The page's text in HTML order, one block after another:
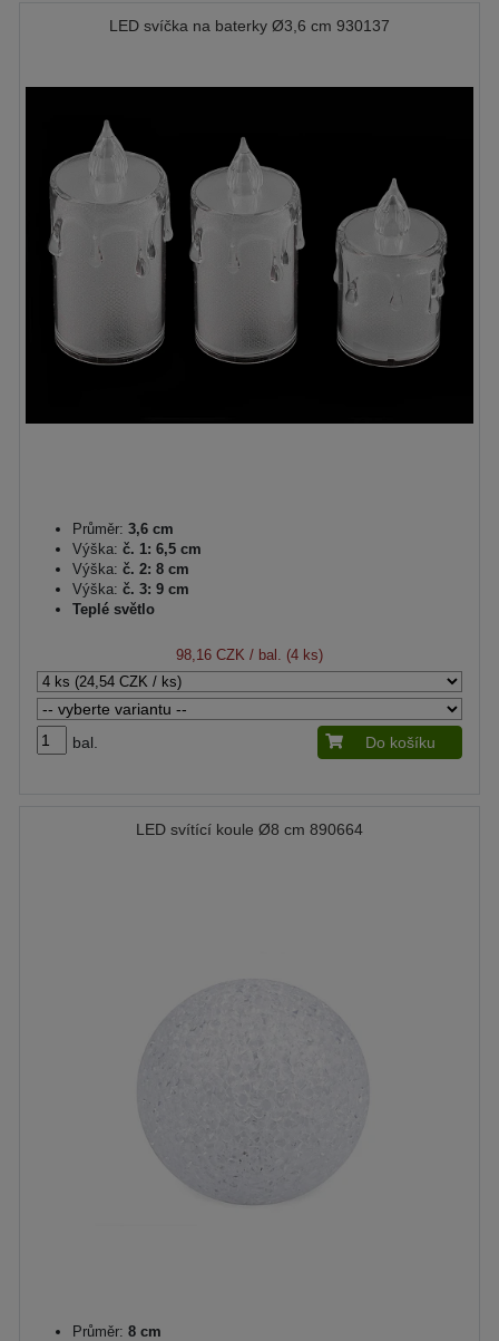
LED svíčka na baterky Ø3,6 cm 930137
Průměr: 3,6 cm
Výška: č. 1: 6,5 cm
Výška: č. 2: 8 cm
Výška: č. 3: 9 cm
Teplé světlo
98,16 CZK / bal. (4 ks)
bal. Do košíku
LED svítící koule Ø8 cm 890664
Průměr: 8 cm